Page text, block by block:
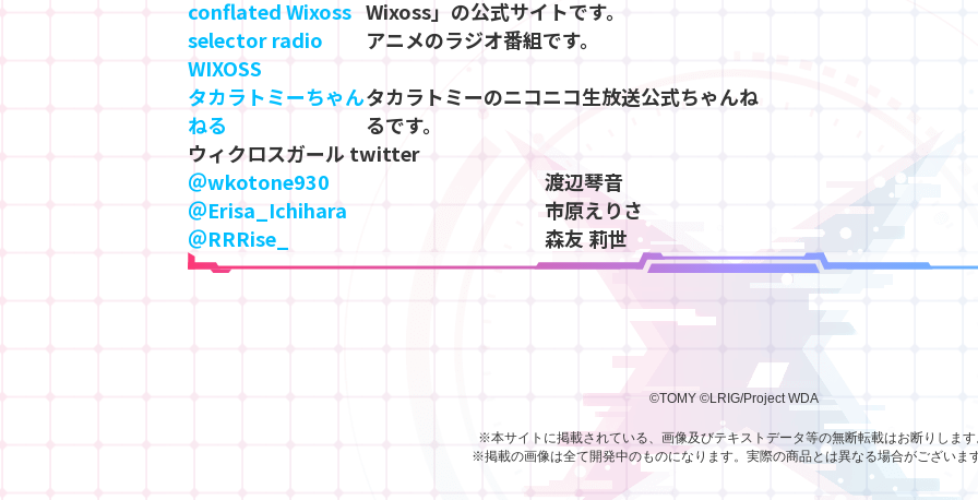
conflated Wixoss Wixoss」の公式サイトです。
selector radio
WIXOSS
アニメのラジオ番組です。
タカラトミーちゃん
ねる
タカラトミーのニコニコ生放送公式ちゃんね
るです。
ウィクロスガール twitter
＠wkotone930
渡辺琴音
＠Erisa_Ichihara
市原えりさ
＠RRRise_
森友 莉世
©TOMY ©LRIG/Project WDA
※本サイトに掲載されている、 画像及びテキストデータ等の無断転載はお断りしま
※掲載の画像は全て開発中のものになります。 実際の商品とは異なる場合がございま